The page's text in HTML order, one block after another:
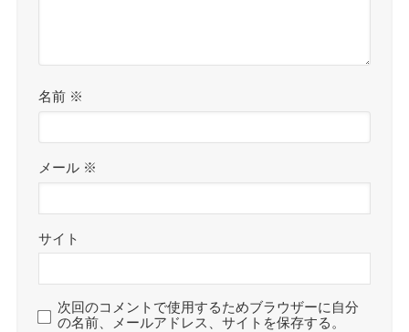
名前 ※
メール ※
サイト
次回のコメントで使用するためブラウザーに自分
の名前、メールアドレス、サイトを保存する。